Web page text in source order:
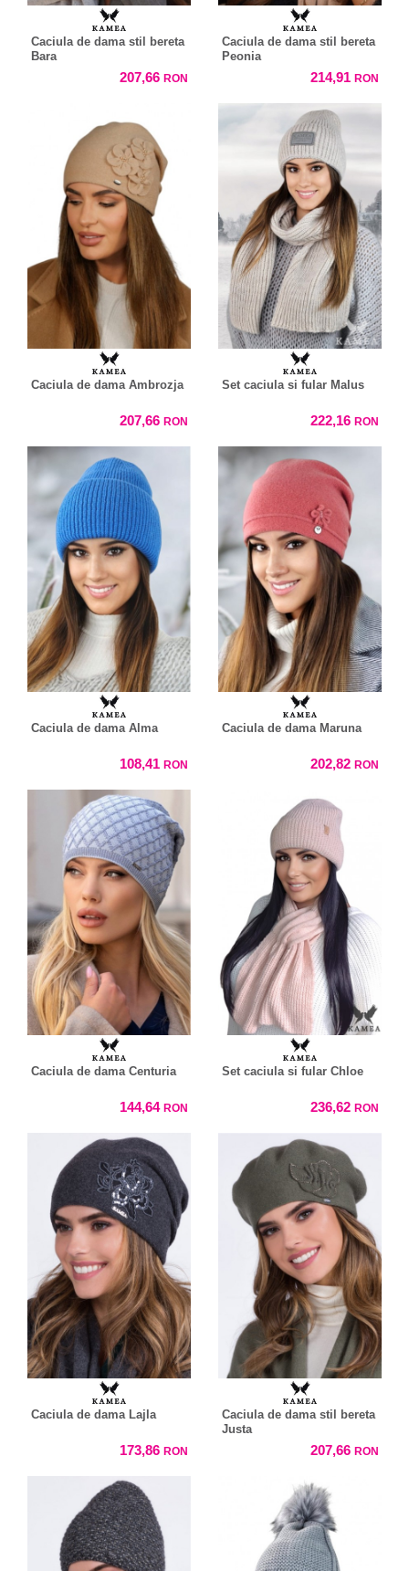
Caciula de dama stil bereta
Bara
207,66 RON
Caciula de dama stil bereta
Peonia
214,91 RON
Caciula de dama Ambrozja
207,66 RON
Set caciula si fular Malus
222,16 RON
Caciula de dama Alma
108,41 RON
Caciula de dama Maruna
202,82 RON
Caciula de dama Centuria
144,64 RON
Set caciula si fular Chloe
236,62 RON
Caciula de dama Lajla
173,86 RON
Caciula de dama stil bereta
Justa
207,66 RON